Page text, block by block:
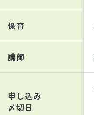
保育
講師
申し込み
〆切日